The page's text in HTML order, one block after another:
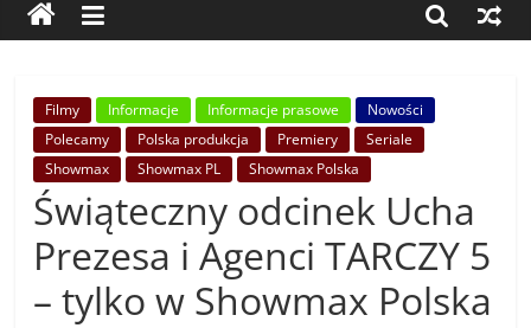
Filmy Informacje Informacje prasowe
Nowości
Polecamy
Polska produkcja Premiery
Seriale
Showmax
Showmax PL Showmax Polska
Świąteczny odcinek Ucha
Prezesa i Agenci TARCZY 5
– tylko w Showmax Polska